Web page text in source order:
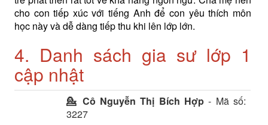
cho con tiếp xúc với tiếng Anh để con yêu thích môn
học này và dễ dàng tiếp thu khi lên lớp lớn.
4. Danh sách gia sư lớp 1
cập nhật
💁 Cô Nguyễn Thị Bích Hợp - Mã số:
3227